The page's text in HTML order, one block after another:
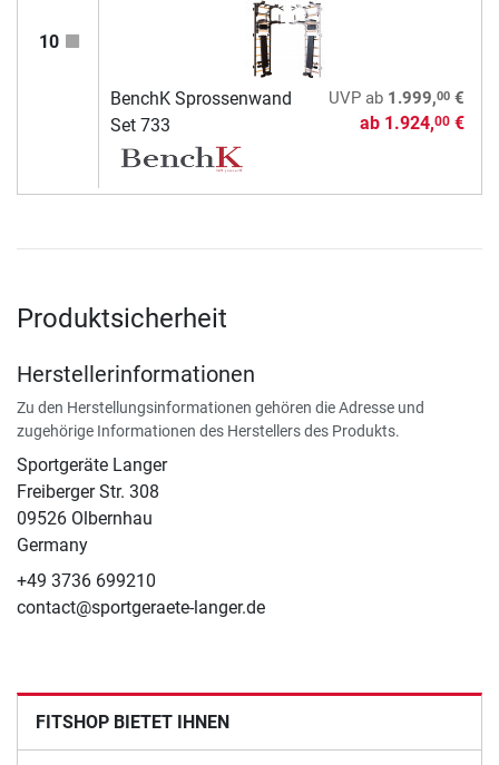
10
BenchK Sprossenwand
Set 733
UVPab 1.999,00€
ab 1.924,00€
Produktsicherheit
Herstellerinformationen
Zu den Herstellungsinformationen gehören die Adresse und
zugehörige Informationen des Herstellers des Produkts.
Sportgeräte Langer
Freiberger Str. 308
09526 Olbernhau
Germany
+49 3736 699210
contact@sportgeraete-langer.de
FITSHOP BIETET IHNEN